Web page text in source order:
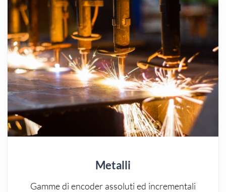
Metalli
Gamme di encoder assoluti ed incrementali